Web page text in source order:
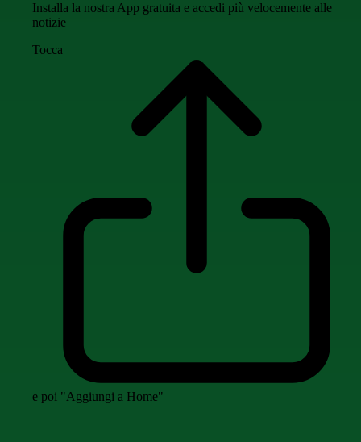
Installa la nostra App gratuita e accedi più velocemente alle
notizie
Tocca
e poi "Aggiungi a Home"